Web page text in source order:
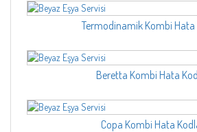
Termodinamik Kombi Hata
Beretta Kombi Hata
Copa Kombi Hata